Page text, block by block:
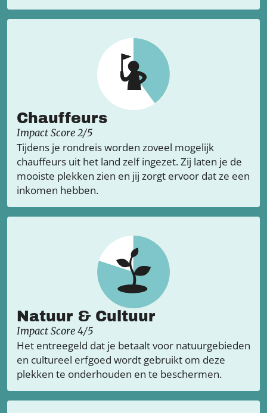
Chauffeurs
Impact Score 2/5
Tijdens je rondreis worden zoveel mogelijk
chauffeurs uit het land zelf ingezet. Zij laten je de
mooiste plekken zien en jij zorgt ervoor dat ze een
inkomen hebben.
Natuur & Cultuur
Impact Score 4/5
Het entreegeld dat je betaalt voor natuurgebieden
en cultureel erfgoed wordt gebruikt om deze
plekken te onderhouden en te beschermen.